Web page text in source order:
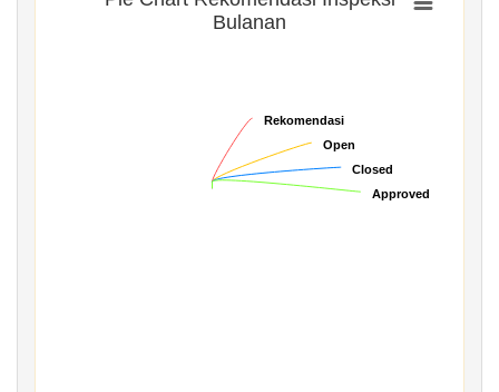
Bulanan
Rekomendasi
Rekomendasi
Open
Open
Closed
Closed
Approved
Approved